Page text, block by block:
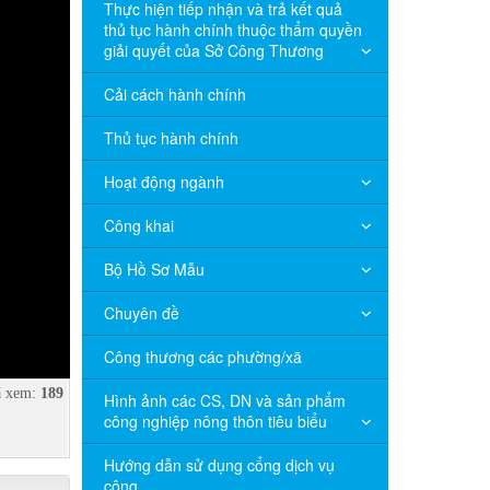
xem: 189
Thực hiện tiếp nhận và trả kết quả
thủ tục hành chính thuộc thẩm quyền
giải quyết của Sở Công Thương
Cải cách hành chính
Thủ tục hành chính
Hoạt động ngành
Công khai
Bộ Hồ Sơ Mẫu
Chuyên đề
Công thương các phường/xã
Hình ảnh các CS, DN và sản phẩm
công nghiệp nông thôn tiêu biểu
Hướng dẫn sử dụng cổng dịch vụ
công